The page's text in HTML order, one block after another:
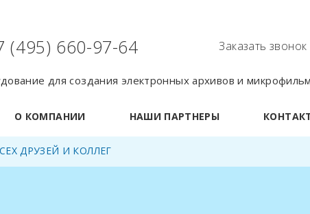
(495) 660-97-64 Заказать звонок
для создания электронных архивов и
О КОМПАНИИ НАШИ ПАРТНЕРЫ
ДРУЗЕЙ И КОЛЛЕГ